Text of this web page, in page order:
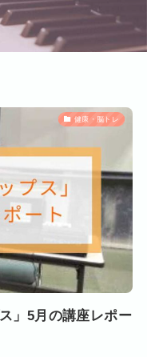
健康・脳トレ
」5月の講座レポー